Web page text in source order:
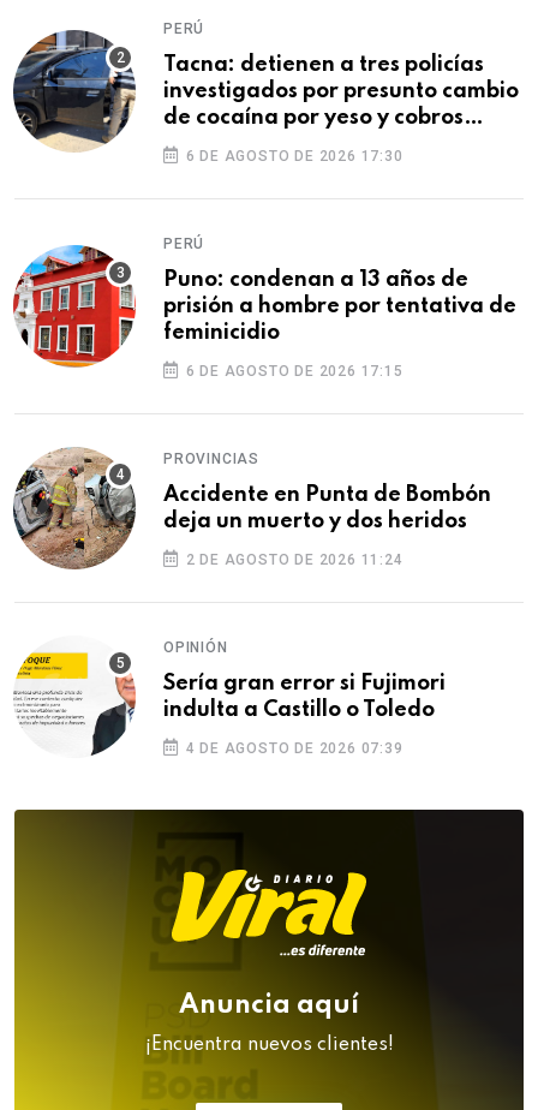
PERÚ
Tacna: detienen a tres policías
investigados por presunto cambio
de cocaína por yeso y cobros
ilegales
6 DE AGOSTO DE 2026 17:30
PERÚ
Puno: condenan a 13 años de
prisión a hombre por tentativa de
feminicidio
6 DE AGOSTO DE 2026 17:15
PROVINCIAS
Accidente en Punta de Bombón
deja un muerto y dos heridos
2 DE AGOSTO DE 2026 11:24
OPINIÓN
Sería gran error si Fujimori
indulta a Castillo o Toledo
4 DE AGOSTO DE 2026 07:39
Anuncia aquí
¡Encuentra nuevos clientes!